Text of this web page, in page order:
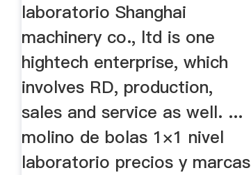
laboratorio Shanghai
machinery co., ltd is one
hightech enterprise, which
involves RD, production,
sales and service as well. ...
molino de bolas 1×1 nivel
laboratorio precios y marcas